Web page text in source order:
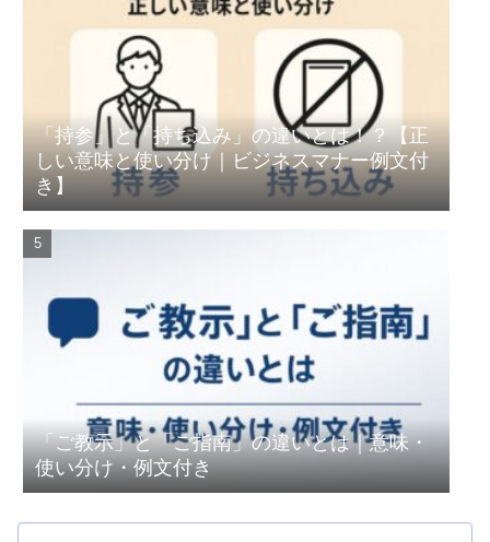
「持参」と「持ち込み」の違いとは！？【正
しい意味と使い分け｜ビジネスマナー例文付
き】
「ご教示」と「ご指南」の違いとは｜意味・
使い分け・例文付き